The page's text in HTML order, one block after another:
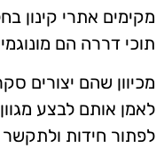
מקימים אתרי קינון
תוכי דררה הם
מכיוון שהם יצורים
לאמן אותם לבצע
לפתור חידות ולתקשר